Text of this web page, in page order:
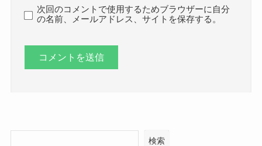
次回のコメントで使用するためブラウザーに自分
の名前、メールアドレス、サイトを保存する。
検索